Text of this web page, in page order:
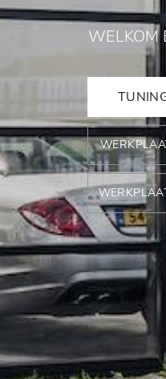
WELKOM